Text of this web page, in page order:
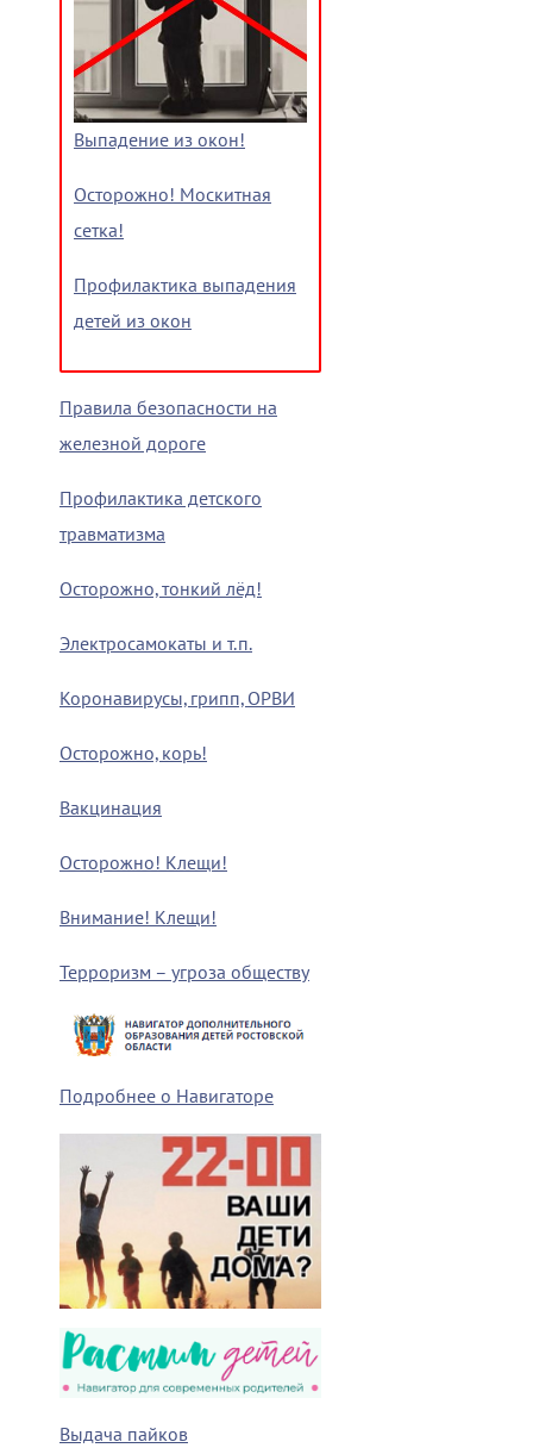
Выпадение из окон!
Осторожно! Москитная
сетка!
Профилактика выпадения
детей из окон
Правила безопасности на
железной дороге
Профилактика детского
травматизма
Осторожно, тонкий лёд!
Электросамокаты и т.п.
Коронавирусы, грипп, ОРВИ
Осторожно, корь!
Вакцинация
Осторожно! Клещи!
Внимание! Клещи!
Терроризм – угроза обществу
Подробнее о Навигаторе
Выдача пайков